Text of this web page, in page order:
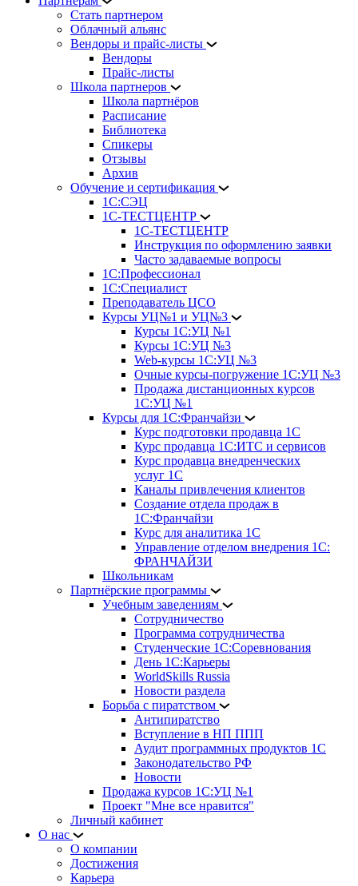
Стать партнером
Облачный альянс
Вендоры и прайс-листы
Вендоры
Прайс-листы
Школа партнеров
Школа партнёров
Расписание
Библиотека
Спикеры
Отзывы
Архив
Обучение и сертификация
1С:СЭЦ
1С-ТЕСТЦЕНТР
1С-ТЕСТЦЕНТР
Инструкция по оформлению заявки
Часто задаваемые вопросы
1С:Профессионал
1С:Специалист
Преподаватель ЦСО
Курсы УЦ№1 и УЦ№3
Курсы 1С:УЦ №1
Курсы 1С:УЦ №3
Web-курсы 1С:УЦ №3
Очные курсы-погружение 1С:УЦ №3
Продажа дистанционных курсов
1С:УЦ №1
Курсы для 1С:Франчайзи
Курс подготовки продавца 1С
Курс продавца 1С:ИТС и сервисов
Курс продавца внедренческих
услуг 1С
Каналы привлечения клиентов
Создание отдела продаж в
1С:Франчайзи
Курс для аналитика 1С
Управление отделом внедрения 1С:
ФРАНЧАЙЗИ
Школьникам
Партнёрские программы
Учебным заведениям
Сотрудничество
Программа сотрудничества
Студенческие 1С:Соревнования
День 1С:Карьеры
WorldSkills Russia
Новости раздела
Борьба с пиратством
Антипиратство
Вступление в НП ППП
Аудит программных продуктов 1С
Законодательство РФ
Новости
Продажа курсов 1С:УЦ №1
Проект "Мне все нравится"
Личный кабинет
О нас
О компании
Достижения
Карьера